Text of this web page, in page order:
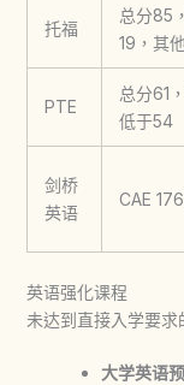
托福
总分85
19，其
PTE
总分61
低于54
剑桥
英语
CAE
英语强化课程
未达到直接入学要求
大学英语